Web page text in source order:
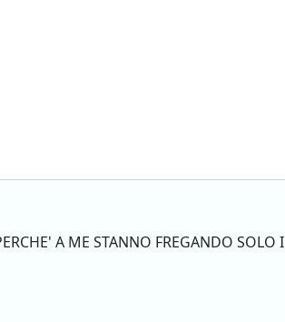
A ME STANNO FREGANDO SOLO I